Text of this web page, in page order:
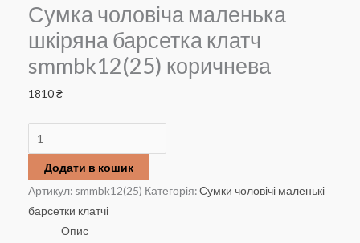
Сумка чоловіча маленька
шкіряна барсетка клатч
smmbk12(25) коричнева
1810₴
Сумка
чоловіча
маленька
шкіряна
барсетка
Додати в кошик
Артикул: smmbk12(25) Категорія:Сумки чоловічі маленькі
барсетки клатчі
Опис